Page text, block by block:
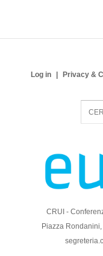
Log in Privacy &
c
CRUI -
Piazza